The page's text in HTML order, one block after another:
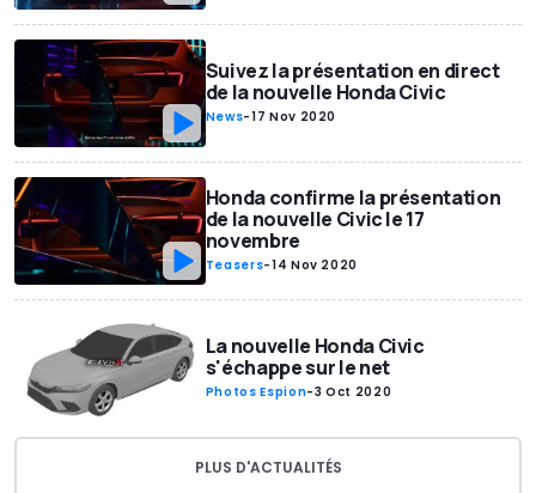
Suivez la présentation en direct
de la nouvelle Honda Civic
News-17 Nov 2020
Honda confirme la présentation
de la nouvelle Civic le 17
novembre
Teasers-14 Nov 2020
La nouvelle Honda Civic
s'échappe sur le net
Photos Espion-3 Oct 2020
PLUS D'ACTUALITÉS